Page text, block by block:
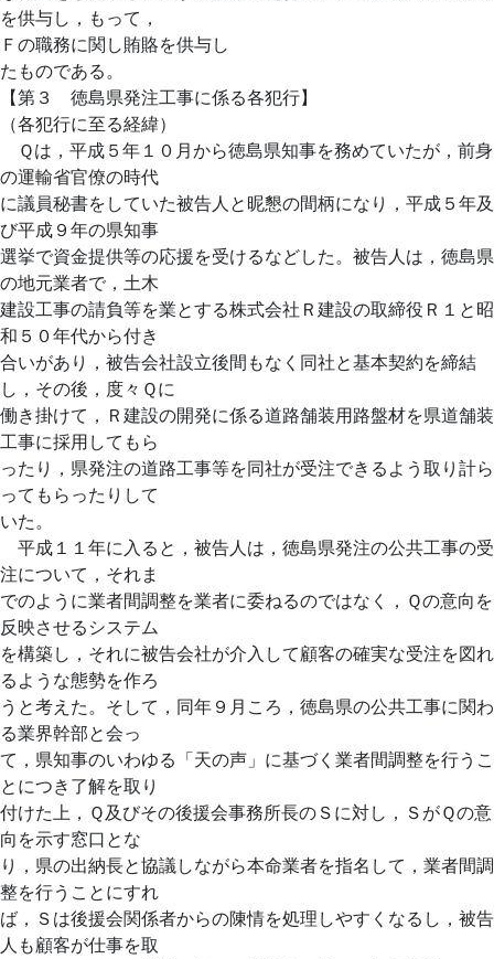
を供与し，もって，
Ｆの職務に関し賄賂を供与し
たものである。
【第３ 徳島県発注工事に係る各犯行】
（各犯行に至る経緯）
Ｑは，平成５年１０月から徳島県知事を務めていたが，前身
の運輸省官僚の時代
に議員秘書をしていた被告人と昵懇の間柄になり，平成５年及
び平成９年の県知事
選挙で資金提供等の応援を受けるなどした。被告人は，徳島県
の地元業者で，土木
建設工事の請負等を業とする株式会社Ｒ建設の取締役Ｒ１と昭
和５０年代から付き
合いがあり，被告会社設立後間もなく同社と基本契約を締結
し，その後，度々Ｑに
働き掛けて，Ｒ建設の開発に係る道路舗装用路盤材を県道舗装
工事に採用してもら
ったり，県発注の道路工事等を同社が受注できるよう取り計ら
ってもらったりして
いた。
平成１１年に入ると，被告人は，徳島県発注の公共工事の受
注について，それま
でのように業者間調整を業者に委ねるのではなく，Ｑの意向を
反映させるシステム
を構築し，それに被告会社が介入して顧客の確実な受注を図れ
るような態勢を作ろ
うと考えた。そして，同年９月ころ，徳島県の公共工事に関わ
る業界幹部と会っ
て，県知事のいわゆる「天の声」に基づく業者間調整を行うこ
とにつき了解を取り
付けた上，Ｑ及びその後援会事務所長のＳに対し，ＳがＱの意
向を示す窓口とな
り，県の出納長と協議しながら本命業者を指名して，業者間調
整を行うことにすれ
ば，Ｓは後援会関係者からの陳情を処理しやすくなるし，被告
人も顧客が仕事を取